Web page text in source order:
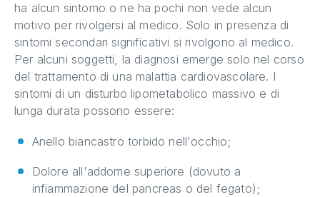
ha alcun sintomo o ne ha pochi non vede alcun
motivo per rivolgersi al medico. Solo in presenza di
sintomi secondari significativi si rivolgono al medico.
Per alcuni soggetti, la diagnosi emerge solo nel corso
del trattamento di una malattia cardiovascolare. I
sintomi di un disturbo lipometabolico massivo e di
lunga durata possono essere:
Anello biancastro torbido nell'occhio;
Dolore all'addome superiore (dovuto a
infiammazione del pancreas o del fegato);